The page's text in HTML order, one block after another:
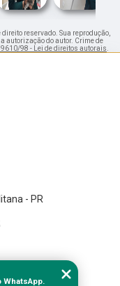
direito reservado. Sua reprodução,
autorização do autor. Crime de
9610/98 - Lei de direitos autorais
- PR
WhatsApp.